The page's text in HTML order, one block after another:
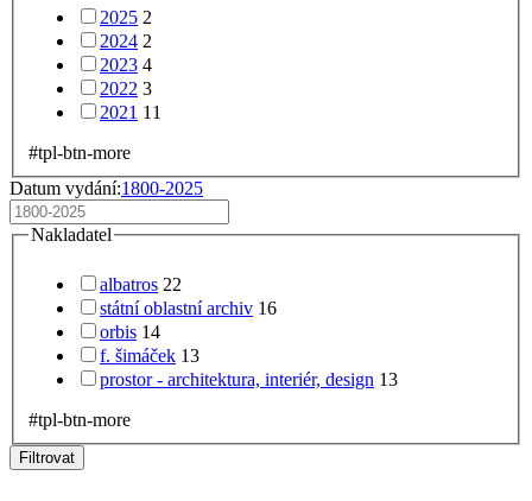
2025 2
2024 2
2023 4
2022 3
2021 11
#tpl-btn-more
Datum vydání:1800-2025
Nakladatel
albatros 22
státní oblastní archiv 16
orbis 14
f. šimáček 13
prostor - architektura, interiér, design 13
#tpl-btn-more
Filtrovat